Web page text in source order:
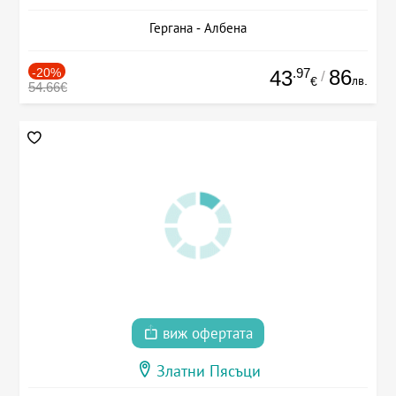
Гергана - Албена
-20%
54.66€ 43.97
€ / 86лв.
виж офертата
Златни Пясъци